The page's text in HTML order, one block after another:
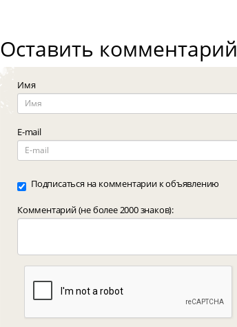
Оставить комментарий
Имя
E-mail
Подписаться на комментарии к объявлению
Комментарий (не более 2000 знаков):